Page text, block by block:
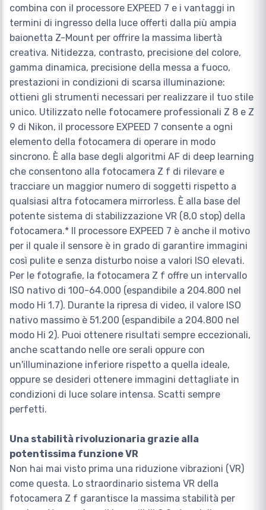
combina con il processore EXPEED 7 e i vantaggi in
termini di ingresso della luce offerti dalla più ampia
baionetta Z-Mount per offrire la massima libertà
creativa. Nitidezza, contrasto, precisione del colore,
gamma dinamica, precisione della messa a fuoco,
prestazioni in condizioni di scarsa illuminazione:
ottieni gli strumenti necessari per realizzare il tuo stile
unico. Utilizzato nelle fotocamere professionali Z 8 e Z
9 di Nikon, il processore EXPEED 7 consente a ogni
elemento della fotocamera di operare in modo
sincrono. È alla base degli algoritmi AF di deep learning
che consentono alla fotocamera Z f di rilevare e
tracciare un maggior numero di soggetti rispetto a
qualsiasi altra fotocamera mirrorless. È alla base del
potente sistema di stabilizzazione VR (8,0 stop) della
fotocamera.* Il processore EXPEED 7 è anche il motivo
per il quale il sensore è in grado di garantire immagini
così pulite e senza disturbo noise a valori ISO elevati.
Per le fotografie, la fotocamera Z f offre un intervallo
ISO nativo di 100-64.000 (espandibile a 204.800 nel
modo Hi 1.7). Durante la ripresa di video, il valore ISO
nativo massimo è 51.200 (espandibile a 204.800 nel
modo Hi 2). Puoi ottenere risultati sempre eccezionali,
anche scattando nelle ore serali oppure con
un'illuminazione inferiore rispetto a quella ideale,
oppure se desideri ottenere immagini dettagliate in
condizioni di luce solare intensa. Scatti sempre
perfetti.
Una stabilità rivoluzionaria grazie alla
potentissima funzione VR
Non hai mai visto prima una riduzione vibrazioni (VR)
come questa. Lo straordinario sistema VR della
fotocamera Z f garantisce la massima stabilità per